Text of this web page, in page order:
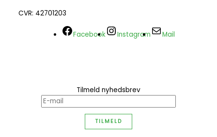
CVR: 42701203
Facebook Instagram Mail
Tilmeld nyhedsbrev